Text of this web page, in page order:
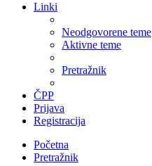
Linki
Neodgovorene teme
Aktivne teme
Pretražnik
ČPP
Prijava
Registracija
Početna
Pretražnik